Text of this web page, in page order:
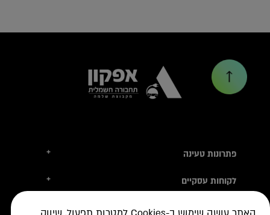
פתרונות טעינה +
טסלה
עמדות טעינה
אביזרי טעינה
לקוחות עסקיים +
מידע שימושי